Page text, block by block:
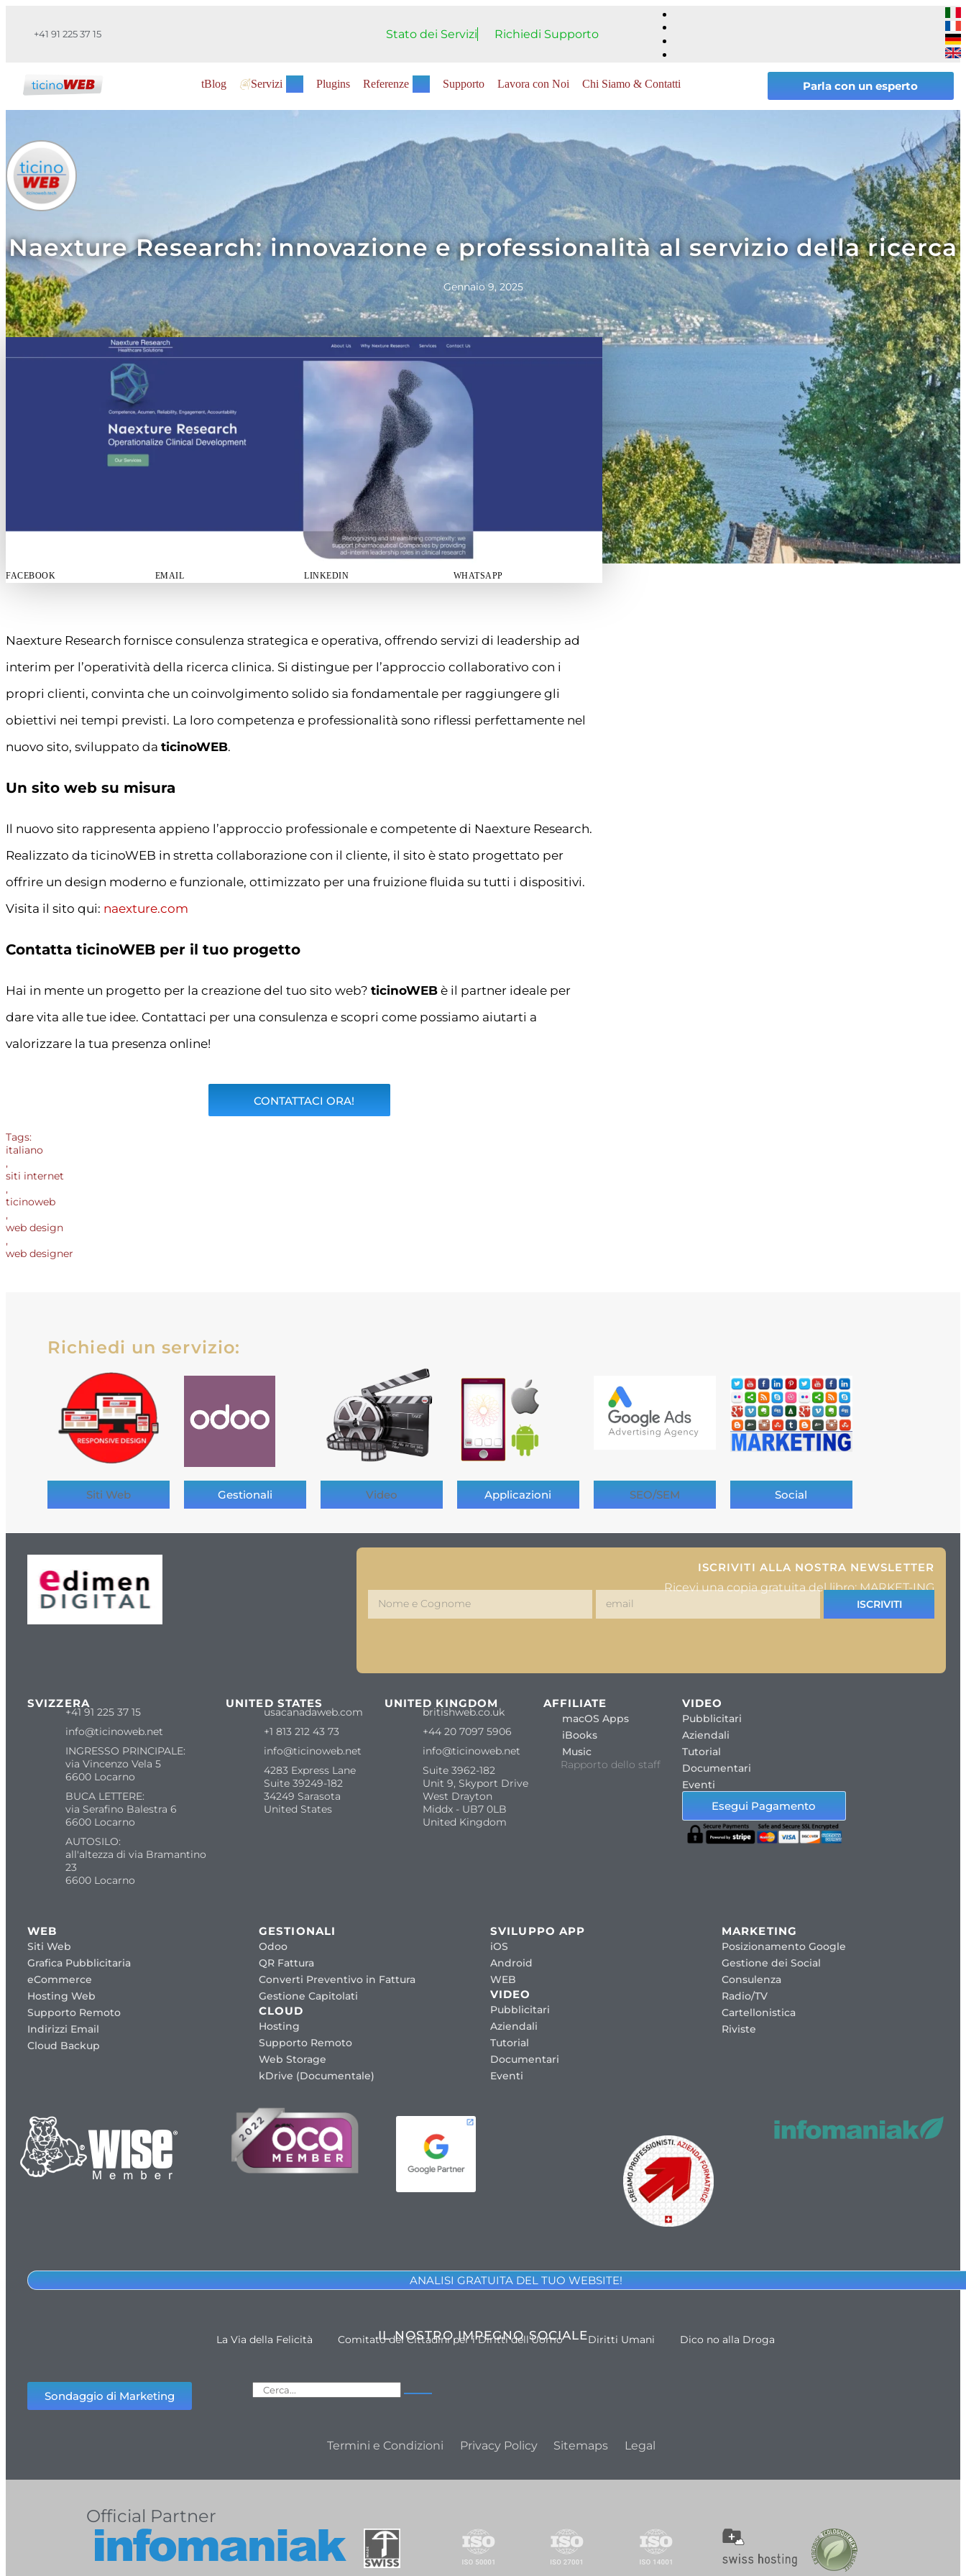
+41 91 225 37 15 Stato dei Servizi Richiedi Supporto
tBlog Servizi Plugins Referenze Supporto Lavora con Noi Chi Siamo & Contatti Parla con un esperto
Naexture Research: innovazione e professionalità al servizio della ricerca
Gennaio 9, 2025
FACEBOOK EMAIL LINKEDIN WHATSAPP
Naexture Research fornisce consulenza strategica e operativa, offrendo servizi di leadership ad
interim per l’operatività della ricerca clinica. Si distingue per l’approccio collaborativo con i
propri clienti, convinta che un coinvolgimento solido sia fondamentale per raggiungere gli
obiettivi nei tempi previsti. La loro competenza e professionalità sono riflessi perfettamente nel
nuovo sito, sviluppato da ticinoWEB.
Un sito web su misura
Il nuovo sito rappresenta appieno l’approccio professionale e competente di Naexture Research.
Realizzato da ticinoWEB in stretta collaborazione con il cliente, il sito è stato progettato per
offrire un design moderno e funzionale, ottimizzato per una fruizione fluida su tutti i dispositivi.
Visita il sito qui: naexture.com
Contatta ticinoWEB per il tuo progetto
Hai in mente un progetto per la creazione del tuo sito web? ticinoWEB è il partner ideale per
dare vita alle tue idee. Contattaci per una consulenza e scopri come possiamo aiutarti a
valorizzare la tua presenza online!
CONTATTACI ORA!
Tags:
italiano
,
siti internet
,
ticinoweb
,
web design
,
web designer
Richiedi un servizio:
Siti Web Gestionali Video Applicazioni SEO/SEM Social
ISCRIVITI ALLA NOSTRA NEWSLETTER
Ricevi una copia gratuita del libro: MARKET-ING
ISCRIVITI
SVIZZERA
+41 91 225 37 15
info@ticinoweb.net
INGRESSO PRINCIPALE:
via Vincenzo Vela 5
6600 Locarno
BUCA LETTERE:
via Serafino Balestra 6
6600 Locarno
AUTOSILO:
all'altezza di via Bramantino
23
6600 Locarno
UNITED STATES
usacanadaweb.com
+1 813 212 43 73
info@ticinoweb.net
4283 Express Lane
Suite 39249-182
34249 Sarasota
United States
UNITED KINGDOM
britishweb.co.uk
+44 20 7097 5906
info@ticinoweb.net
Suite 3962-182
Unit 9, Skyport Drive
West Drayton
Middx - UB7 0LB
United Kingdom
AFFILIATE
macOS Apps
iBooks
Music
Rapporto dello staff
VIDEO
Pubblicitari
Aziendali
Tutorial
Documentari
Eventi
Esegui Pagamento
WEB
Siti Web
Grafica Pubblicitaria
eCommerce
Hosting Web
Supporto Remoto
Indirizzi Email
Cloud Backup
GESTIONALI
Odoo
QR Fattura
Converti Preventivo in Fattura
Gestione Capitolati
CLOUD
Hosting
Supporto Remoto
Web Storage
kDrive (Documentale)
SVILUPPO APP
iOS
Android
WEB
VIDEO
Pubblicitari
Aziendali
Tutorial
Documentari
Eventi
MARKETING
Posizionamento Google
Gestione dei Social
Consulenza
Radio/TV
Cartellonistica
Riviste
ANALISI GRATUITA DEL TUO WEBSITE!
IL NOSTRO IMPEGNO SOCIALE
La Via della Felicità Comitato dei Cittadini per i Diritti dell'Uomo Diritti Umani Dico no alla Droga
Sondaggio di Marketing
Termini e Condizioni Privacy Policy Sitemaps Legal
Official Partner